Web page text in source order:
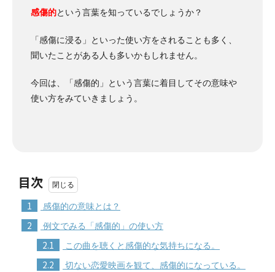
感傷的という言葉を知っているでしょうか？
「感傷に浸る」といった使い方をされることも多く、
聞いたことがある人も多いかもしれません。
今回は、「感傷的」という言葉に着目してその意味や
使い方をみていきましょう。
目次
1 感傷的の意味とは？
2 例文でみる「感傷的」の使い方
2.1 この曲を聴くと感傷的な気持ちになる。
2.2 切ない恋愛映画を観て、感傷的になっている。